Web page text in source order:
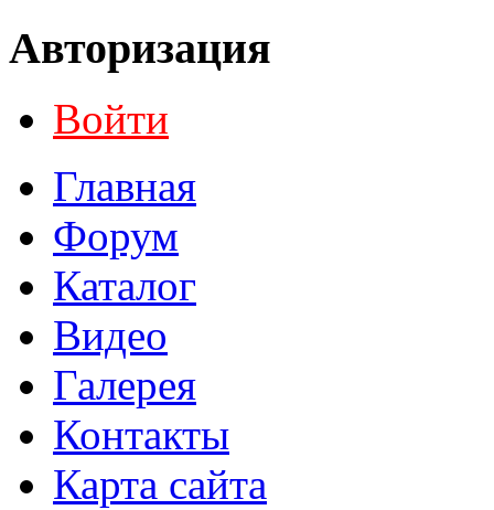
Авторизация
Войти
Главная
Форум
Каталог
Видео
Галерея
Контакты
Карта сайта